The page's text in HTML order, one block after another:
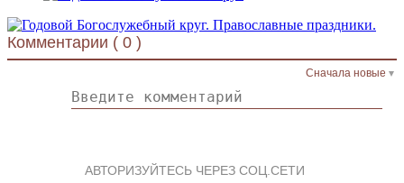
Комментарии ( 0 )
Сначала новые
АВТОРИЗУЙТЕСЬ ЧЕРЕЗ СОЦ.СЕТИ